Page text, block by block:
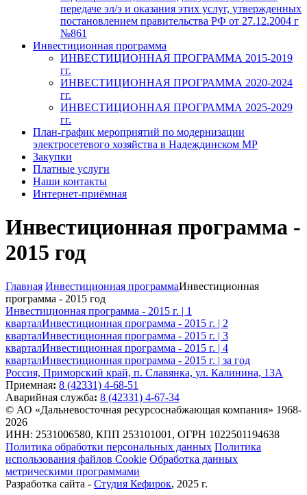
передаче эл/э и оказания этих услуг, утвержденных
постановлением правительства РФ от 27.12.2004 г
№861
Инвестиционная программа
ИНВЕСТИЦИОННАЯ ПРОГРАММА 2015-2019
гг.
ИНВЕСТИЦИОННАЯ ПРОГРАММА 2020-2024
гг.
ИНВЕСТИЦИОННАЯ ПРОГРАММА 2025-2029
гг.
План-график мероприятий по модернизации
электросетевого хозяйства в Надеждинском МР
Закупки
Платные услуги
Наши контакты
Интернет-приёмная
Инвестиционная программа -
2015 год
Главная Инвестиционная программаИнвестиционная
программа - 2015 год
Инвестиционная программа - 2015 г. | 1
кварталИнвестиционная программа - 2015 г. | 2
кварталИнвестиционная программа - 2015 г. | 3
кварталИнвестиционная программа - 2015 г. | 4
кварталИнвестиционная программа - 2015 г. | за год
Россия, Приморский край, п. Славянка, ул. Калинина, 13А
Приемная: 8 (42331) 4-68-51
Аварийная служба: 8 (42331) 4-67-34
© АО «Дальневосточная ресурсоснабжающая компания» 1968-
2026
ИНН: 2531006580, КПП 253101001, ОГРН 1022501194638
Политика обработки персональных данных Политика
использования файлов Cookie Обработка данных
метрическими программами
Разработка сайта - Студия Кефирок, 2025 г.